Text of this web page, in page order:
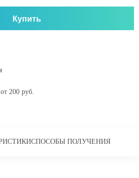
Купить
от 200 руб.
СПОСОБЫ ПОЛУЧЕНИЯ